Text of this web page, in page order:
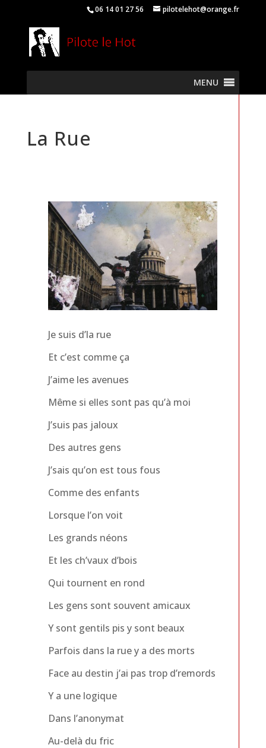
06 14 01 27 56 pilotelehot@orange.fr
MENU
La Rue
Je suis d’la rue
Et c’est comme ça
J’aime les avenues
Même si elles sont pas qu’à moi
J’suis pas jaloux
Des autres gens
J’sais qu’on est tous fous
Comme des enfants
Lorsque l’on voit
Les grands néons
Et les ch’vaux d’bois
Qui tournent en rond
Les gens sont souvent amicaux
Y sont gentils pis y sont beaux
Parfois dans la rue y a des morts
Face au destin j’ai pas trop d’remords
Y a une logique
Dans l’anonymat
Au-delà du fric